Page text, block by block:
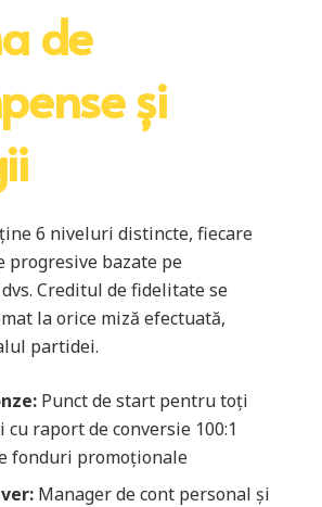
de
și
6 niveluri distincte, fiecare
progresive bazate pe
Creditul de fidelitate se
la orice miză efectuată,
partidei.
Punct de start pentru toți
raport de conversie 100:1
fonduri promoționale
Manager de cont personal și